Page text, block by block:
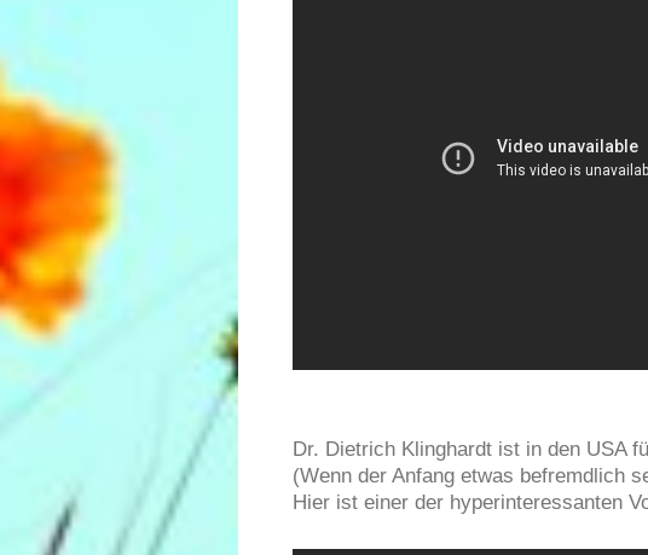
Dr. Dietrich Klinghardt ist in den USA
(Wenn der Anfang etwas befremdlich
Hier ist einer der hyperinteressanten